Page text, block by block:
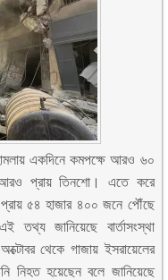
একদিনে কমপক্ষে আরও ৬০
প্রায় তিনশো। এতে করে
৫৪ হাজার ৪০০ জনে পৌঁছে
জানিয়েছে বার্তাসংস্থা
থেকে গাজায় ইসরায়েলের
নিহত হয়েছেন বলে জানিয়েছে